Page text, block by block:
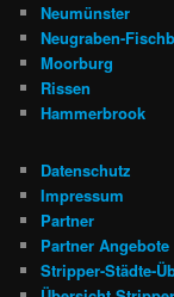
Neumünster
Neugraben-
Moorburg
Rissen
Hammerbrook
Datenschutz
Impressum
Partner
Partner
Stripper-Städte-